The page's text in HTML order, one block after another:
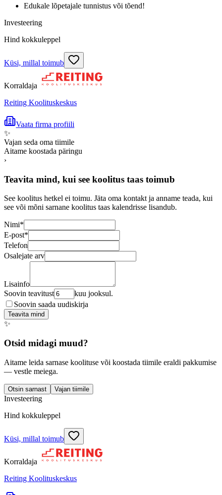
Edukale lõpetajale tunnistus või tõend!
Investeering
Hind kokkuleppel
Küsi, millal toimub
Korraldaja
Reiting Koolituskeskus
Vaata firma profiili
✨
Vajan seda oma tiimile
Aitame koostada päringu
›
Teavita mind, kui see koolitus taas toimub
See koolitus hetkel ei toimu. Jäta oma kontakt ja anname teada, kui
see või mõni sarnane koolitus taas kalendrisse lisandub.
Nimi*
E-post*
Telefon
Osalejate arv
Lisainfo
Soovin teavitust
kuu jooksul.
Soovin saada uudiskirja
Teavita mind
✨
Otsid midagi muud?
Aitame leida sarnase koolituse või koostada tiimile eraldi pakkumise
— vestle meiega.
Otsin sarnast Vajan tiimile
Investeering
Hind kokkuleppel
Küsi, millal toimub
Korraldaja
Reiting Koolituskeskus